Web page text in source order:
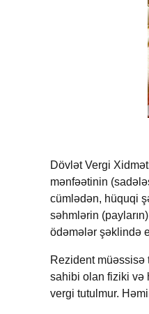
Dövlət Vergi
mənfəətinin
cümlədən, hüquqi
səhmlərin
ödəmələr şəklində
Rezident
sahibi olan fiziki və
vergi tutulmur.